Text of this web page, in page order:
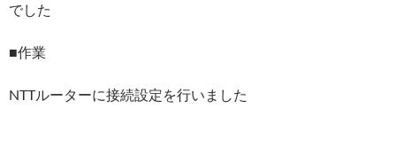
でした
■作業
NTTルーターに接続設定を行いました